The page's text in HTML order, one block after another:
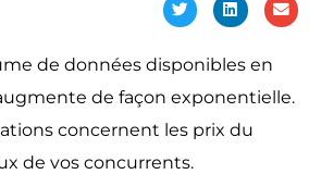
de données disponibles en
de façon exponentielle.
concernent les prix du
de vos concurrents.